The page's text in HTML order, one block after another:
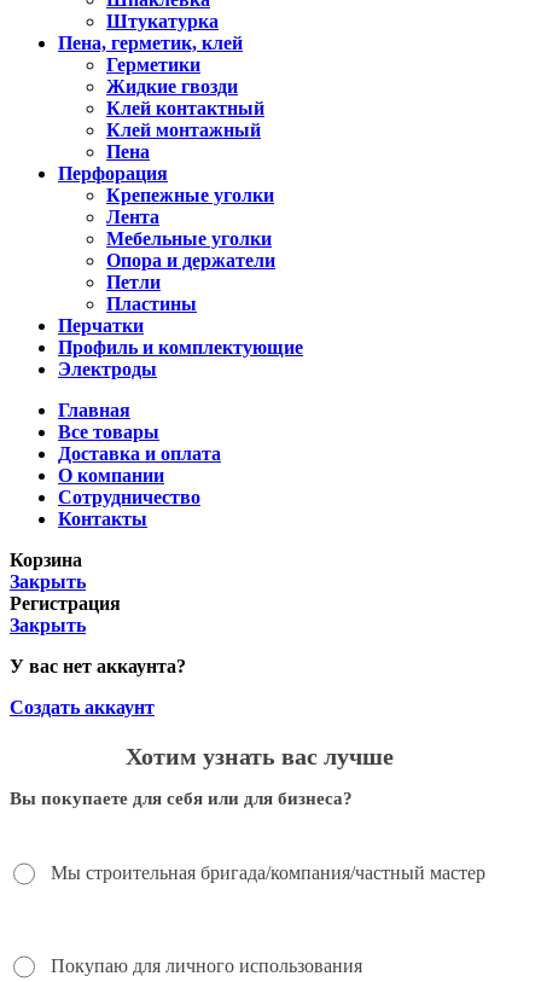
Штукатурка
Пена, герметик, клей
Герметики
Жидкие гвозди
Клей контактный
Клей монтажный
Пена
Перфорация
Крепежные уголки
Лента
Мебельные уголки
Опора и держатели
Петли
Пластины
Перчатки
Профиль и комплектующие
Электроды
Главная
Все товары
Доставка и оплата
О компании
Сотрудничество
Контакты
Корзина
Закрыть
Регистрация
Закрыть
У вас нет аккаунта?
Создать аккаунт
Хотим узнать вас лучше
Вы покупаете для себя или для бизнеса?
Мы строительная бригада/компания/частный мастер
Покупаю для личного использования